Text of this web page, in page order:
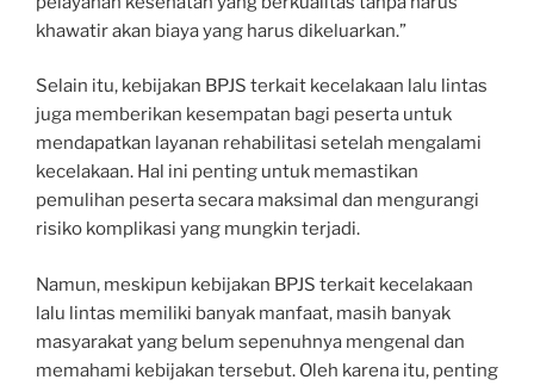
khawatir akan biaya yang harus dikeluarkan.”
Selain itu, kebijakan BPJS terkait kecelakaan lalu lintas
juga memberikan kesempatan bagi peserta untuk
mendapatkan layanan rehabilitasi setelah mengalami
kecelakaan. Hal ini penting untuk memastikan
pemulihan peserta secara maksimal dan mengurangi
risiko komplikasi yang mungkin terjadi.
Namun, meskipun kebijakan BPJS terkait kecelakaan
lalu lintas memiliki banyak manfaat, masih banyak
masyarakat yang belum sepenuhnya mengenal dan
memahami kebijakan tersebut. Oleh karena itu, penting